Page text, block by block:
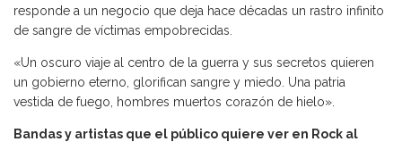
responde a un negocio que deja hace décadas un rastro infinito
de sangre de víctimas empobrecidas.
«Un oscuro viaje al centro de la guerra y sus secretos quieren
un gobierno eterno, glorifican sangre y miedo. Una patria
vestida de fuego, hombres muertos corazón de hielo».
Bandas y artistas que el público quiere ver en Rock al